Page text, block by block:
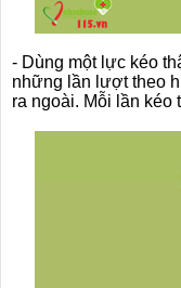
- Dùng một lực kéo
những lần lượt theo
ra ngoài. Mỗi lần kéo